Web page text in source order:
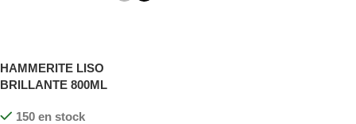
HAMMERITE LISO
BRILLANTE 800ML
150 en stock